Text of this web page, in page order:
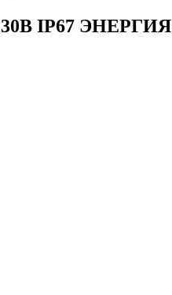
230В IP67 ЭНЕРГИЯ